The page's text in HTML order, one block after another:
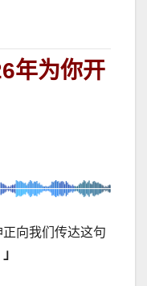
年为你开
向我们传达这句